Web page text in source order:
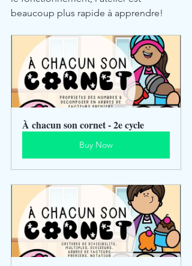
beaucoup plus rapide à apprendre!
À chacun son cornet - 2e cycle
Buy Now